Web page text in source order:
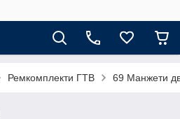
Ремкомплекти ГТВ 69 Манжети